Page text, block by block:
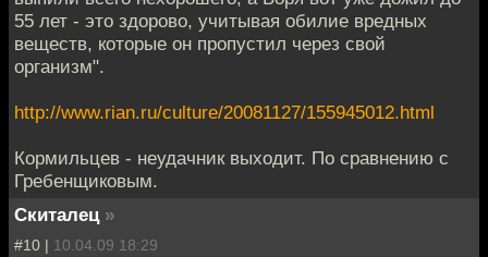
55 лет - это здорово, учитывая обилие вредных
веществ, которые он пропустил через свой
организм".
http://www.rian.ru/culture/20081127/155945012.html
Кормильцев - неудачник выходит. По сравнению с
Гребенщиковым.
Скиталец »
#10 | 10.04.09 18:29